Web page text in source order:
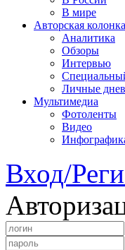
В мире
Авторская колонка
Аналитика
Обзоры
Интервью
Личные
Мультимедиа
Фотоленты
Видео
Вход/